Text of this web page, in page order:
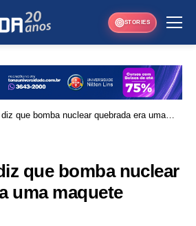
STORIES
que bomba nuclear quebrada era uma
que bomba nuclear
uma maquete